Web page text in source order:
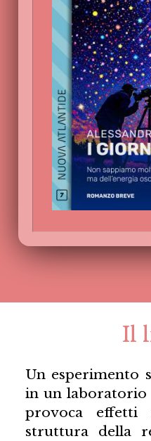
Il
Un esperimento
in un laboratorio
provoca effetti
struttura della